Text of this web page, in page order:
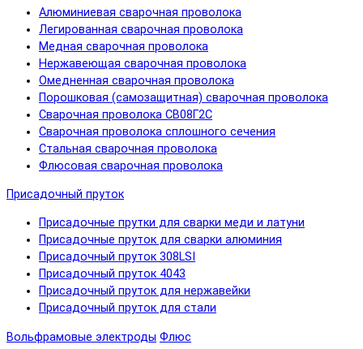
Алюминиевая сварочная проволока
Легированная сварочная проволока
Медная сварочная проволока
Нержавеющая сварочная проволока
Омедненная сварочная проволока
Порошковая (самозащитная) сварочная проволока
Сварочная проволока СВ08Г2С
Сварочная проволока сплошного сечения
Стальная сварочная проволока
Флюсовая сварочная проволока
Присадочный пруток
Присадочные прутки для сварки меди и латуни
Присадочные пруток для сварки алюминия
Присадочный пруток 308LSI
Присадочный пруток 4043
Присадочный пруток для нержавейки
Присадочный пруток для стали
Вольфрамовые электроды Флюс